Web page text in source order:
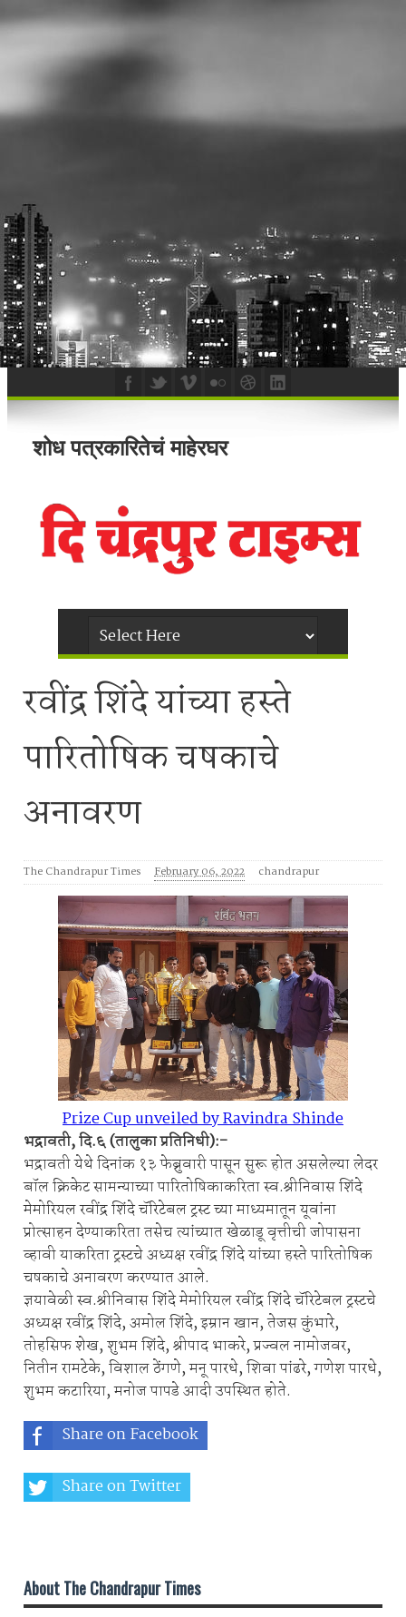
शोध पत्रकारितेचं माहेरघर
रवींद्र शिंदे यांच्या हस्ते
पारितोषिक चषकाचे
अनावरण
The Chandrapur Times February 06, 2022 chandrapur
Prize Cup unveiled by Ravindra Shinde
भद्रावती, दि.६ (तालुका प्रतिनिधी):-
भद्रावती येथे दिनांक १३ फेब्रुवारी पासून सुरू होत असलेल्या लेदर
बॉल क्रिकेट सामन्याच्या पारितोषिकाकरिता स्व.श्रीनिवास शिंदे
मेमोरियल रवींद्र शिंदे चॅरिटेबल ट्रस्ट च्या माध्यमातून यूवांना
प्रोत्साहन देण्याकरिता तसेच त्यांच्यात खेळाडू वृत्तीची जोपासना
व्हावी याकरिता ट्रस्टचे अध्यक्ष रवींद्र शिंदे यांच्या हस्ते पारितोषिक
चषकाचे अनावरण करण्यात आले.
ज्ञयावेळी स्व.श्रीनिवास शिंदे मेमोरियल रवींद्र शिंदे चॅरिटेबल ट्रस्टचे
अध्यक्ष रवींद्र शिंदे, अमोल शिंदे, इम्रान खान, तेजस कुंभारे,
तोहसिफ शेख, शुभम शिंदे, श्रीपाद भाकरे, प्रज्वल नामोजवर,
नितीन रामटेके, विशाल ठेंगणे, मनू पारधे, शिवा पांढरे, गणेश पारधे,
शुभम कटारिया, मनोज पापडे आदी उपस्थित होते.
Share on Facebook
Share on Twitter
About The Chandrapur Times